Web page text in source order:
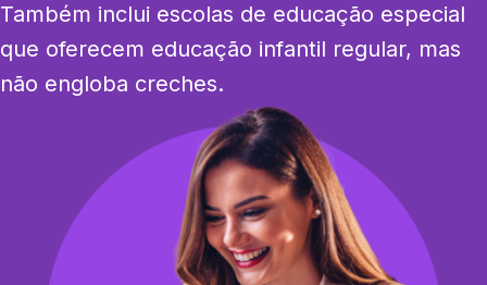
Também inclui escolas de educação especial
que oferecem educação infantil regular, mas
não engloba creches.